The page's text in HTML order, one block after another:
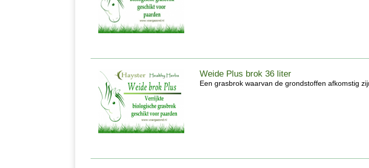
Weide Plus brok 36 liter
Een grasbrok waarvan de grondstoffen afkomstig